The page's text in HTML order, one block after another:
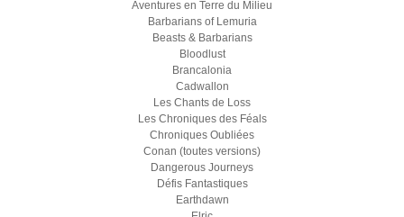
Aventures en Terre du Milieu
Barbarians of Lemuria
Beasts & Barbarians
Bloodlust
Brancalonia
Cadwallon
Les Chants de Loss
Les Chroniques des Féals
Chroniques Oubliées
Conan (toutes versions)
Dangerous Journeys
Défis Fantastiques
Earthdawn